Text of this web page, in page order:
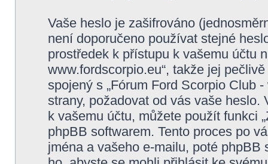
Vaše heslo je zašifrováno
není doporučeno používat stejné
prostředek k přístupu k vašemu účtu
www.fordscorpio.eu“, takže jej
spojený s „Fórum Ford Scorpio Club
strany, požadovat od vás vaše
k vašemu účtu, můžete použít funkci
phpBB softwarem. Tento proces po
jména a vašeho e-mailu, poté